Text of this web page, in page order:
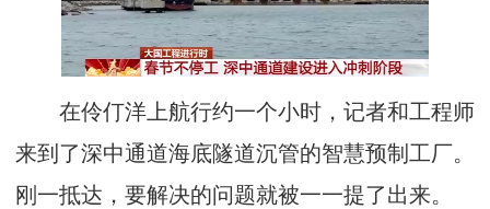
在伶仃洋上航行约一个小时，记者和工程师
来到了深中通道海底隧道沉管的智慧预制工厂。
刚一抵达，要解决的问题就被一一提了出来。